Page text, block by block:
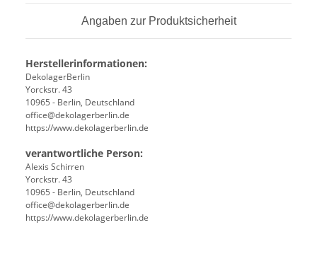
Angaben zur Produktsicherheit
Herstellerinformationen:
DekolagerBerlin
Yorckstr. 43
10965 - Berlin, Deutschland
office@dekolagerberlin.de
https://www.dekolagerberlin.de
verantwortliche Person:
Alexis Schirren
Yorckstr. 43
10965 - Berlin, Deutschland
office@dekolagerberlin.de
https://www.dekolagerberlin.de